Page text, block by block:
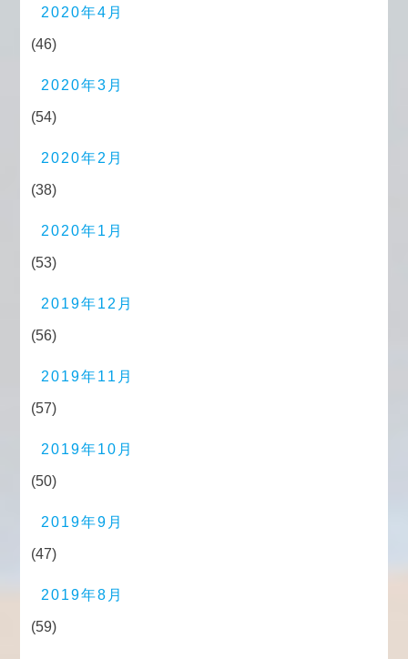
2020年4月
(46)
2020年3月
(54)
2020年2月
(38)
2020年1月
(53)
2019年12月
(56)
2019年11月
(57)
2019年10月
(50)
2019年9月
(47)
2019年8月
(59)